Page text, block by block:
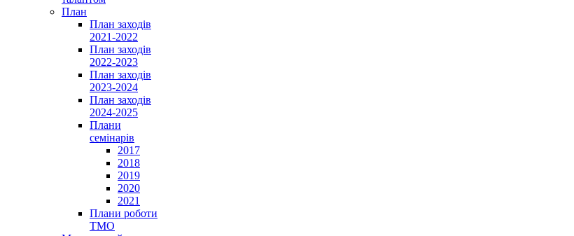
План
План заходів
2021-2022
План заходів
2022-2023
План заходів
2023-2024
План заходів
2024-2025
Плани
семінарів
2017
2018
2019
2020
2021
Плани роботи
ТМО